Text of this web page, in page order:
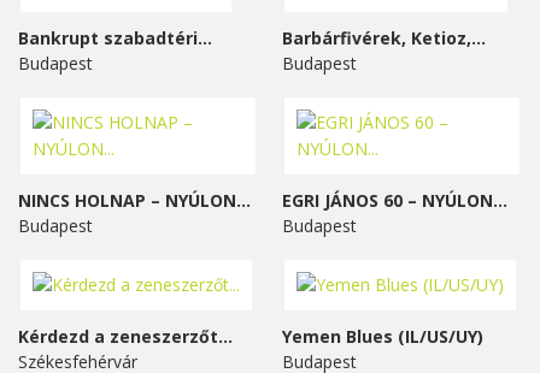
Bankrupt szabadtéri...
Budapest
Barbárfivérek, Ketioz,...
Budapest
NINCS HOLNAP – NYÚLON...
Budapest
EGRI JÁNOS 60 – NYÚLON...
Budapest
Kérdezd a zeneszerzőt...
Székesfehérvár
Yemen Blues (IL/US/UY)
Budapest